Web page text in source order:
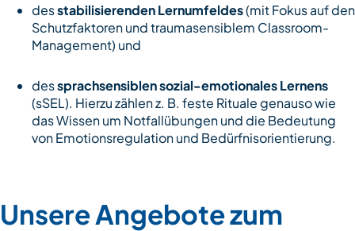
desstabilisierenden Lernumfeldes(mit Fokus auf den
Schutzfaktoren und traumasensiblem Classroom-
Management) und
dessprachsensiblen sozial-emotionales Lernens
(sSEL). Hierzu zählen z. B. feste Rituale genauso wie
das Wissen um Notfallübungen und die Bedeutung
von Emotionsregulation und Bedürfnisorientierung.
Unsere Angebote zum